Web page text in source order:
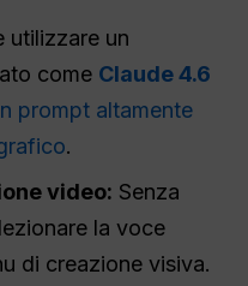
utilizzare un
come Claude 4.6
prompt altamente
.
video: Senza
la voce
di creazione visiva.